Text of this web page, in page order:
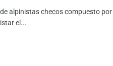
alpinistas checos compuesto
el...